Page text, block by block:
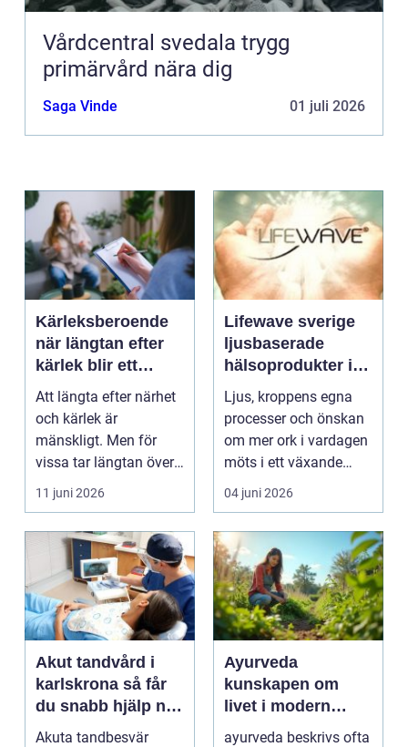
Vårdcentral svedala trygg
primärvård nära dig
Saga Vinde 01 juli 2026
Kärleksberoende
när längtan efter
kärlek blir ett
beroende
Att längta efter närhet
och kärlek är
mänskligt. Men för
vissa tar längtan över
helt. Relationer, fö...
11 juni 2026
Lifewave sverige
ljusbaserade
hälsoprodukter i
fokus
Ljus, kroppens egna
processer och önskan
om mer ork i vardagen
möts i ett växande
intresse för fotot...
04 juni 2026
Akut tandvård i
karlskrona så får
du snabb hjälp när
tanden krisar
Akuta tandbesvär
Ayurveda
kunskapen om
livet i modern
vardag
ayurveda beskrivs ofta